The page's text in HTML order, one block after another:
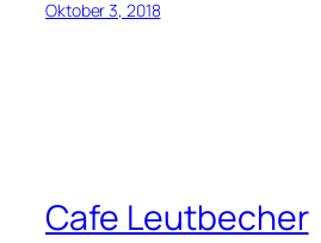
Oktober 3, 2018
Cafe Leutbecher